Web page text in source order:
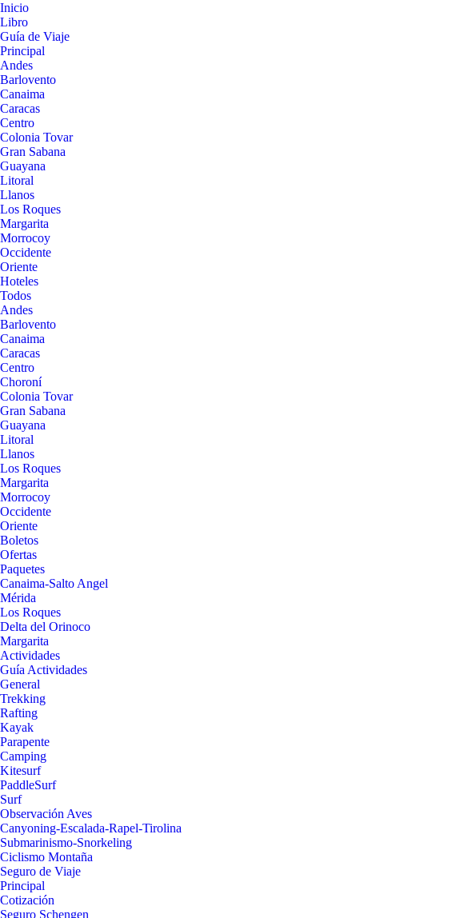
Inicio
Libro
Guía de Viaje
Principal
Andes
Barlovento
Canaima
Caracas
Centro
Colonia Tovar
Gran Sabana
Guayana
Litoral
Llanos
Los Roques
Margarita
Morrocoy
Occidente
Oriente
Hoteles
Todos
Andes
Barlovento
Canaima
Caracas
Centro
Choroní
Colonia Tovar
Gran Sabana
Guayana
Litoral
Llanos
Los Roques
Margarita
Morrocoy
Occidente
Oriente
Boletos
Ofertas
Paquetes
Canaima-Salto Angel
Mérida
Los Roques
Delta del Orinoco
Margarita
Actividades
Guía Actividades
General
Trekking
Rafting
Kayak
Parapente
Camping
Kitesurf
PaddleSurf
Surf
Observación Aves
Canyoning-Escalada-Rapel-Tirolina
Submarinismo-Snorkeling
Ciclismo Montaña
Seguro de Viaje
Principal
Cotización
Seguro Schengen